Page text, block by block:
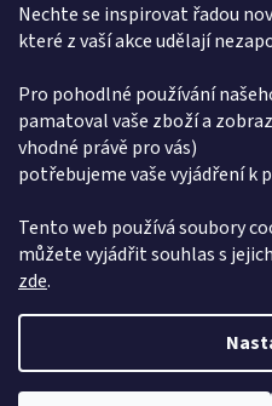
Nechte se inspirovat řadou
které z vaší akce udělají
Pro pohodlné používání
pamatoval vaše zboží a
vhodné právě pro vás)
potřebujeme vaše vyjádření k
Tento web používá soubory
můžete vyjádřit souhlas s
zde.
Kategorie: Světle růžová
Barva:
Světle růžová
Šířka:
Výška
860 mm
Hloubka:
Copyright 2026Pártýsek.